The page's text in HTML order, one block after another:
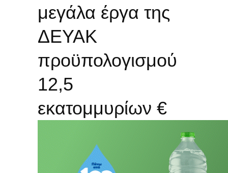
μεγάλα έργα της
ΔΕΥΑΚ
προϋπολογισμού
12,5
εκατομμυρίων €